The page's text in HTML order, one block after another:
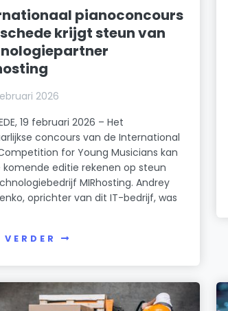
pianoconcours
krijgt steun van
2026
19 februari 2026 – Het
concours van de International
for Young Musicians kan
komende editie rekenen op steun
MIRhosting. Andrey
oprichter van dit IT-bedrijf, was
VERDER